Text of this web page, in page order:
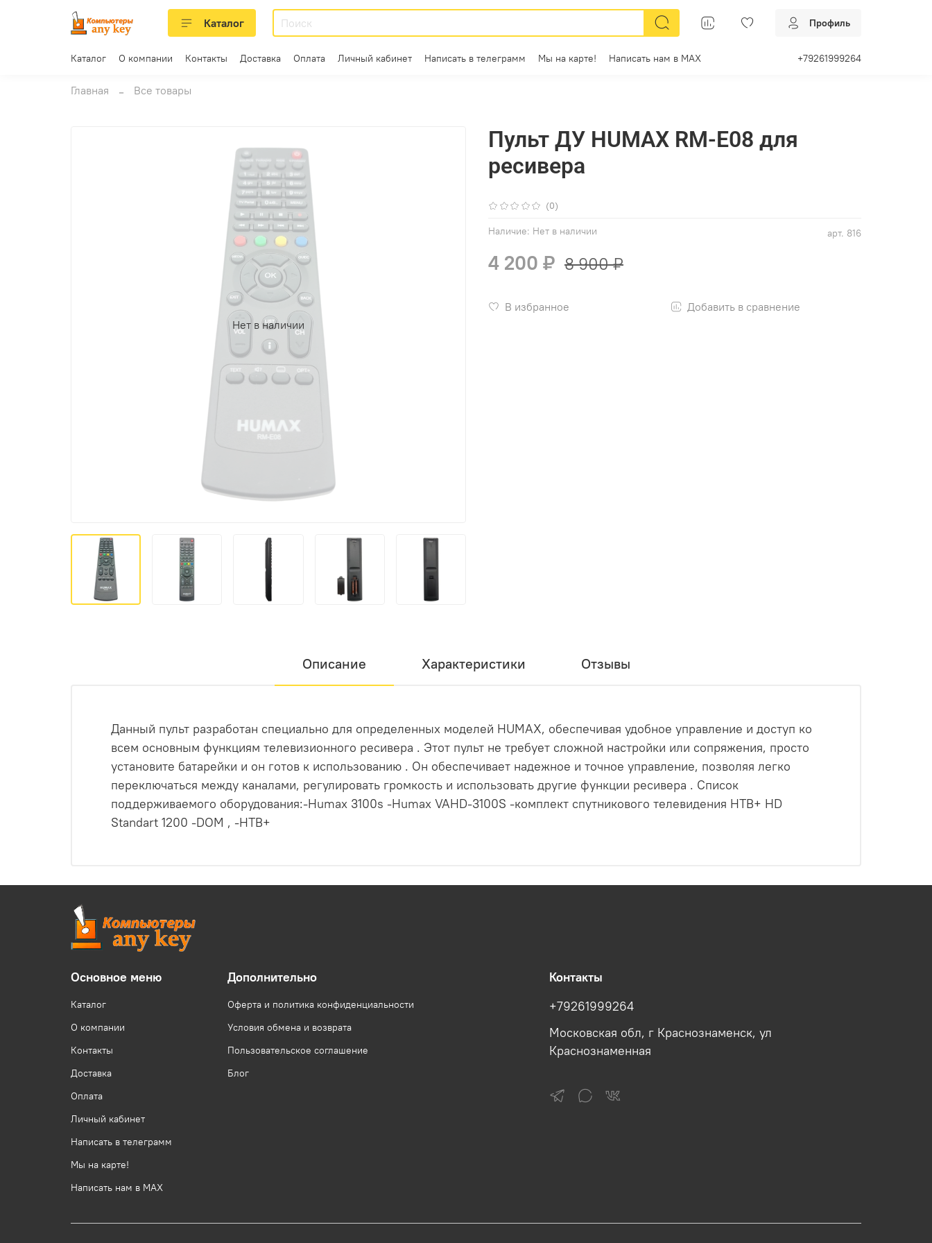
Каталог Профиль
Каталог О компании Контакты Доставка Оплата Личный кабинет Написать в телеграмм Мы на карте! Написать нам в МАХ +79261999264
Главная Все товары
Нет в наличии
(0)
арт. 816
Наличие: Нет в наличии
Пульт ДУ HUMAX RM-E08 для
ресивера
4 200 ₽ 8 900 ₽
В избранное Добавить в сравнение
Описание Характеристики Отзывы
Данный пульт разработан специально для определенных моделей HUMAX, обеспечивая удобное управление и доступ ко
всем основным функциям телевизионного ресивера . Этот пульт не требует сложной настройки или сопряжения, просто
установите батарейки и он готов к использованию . Он обеспечивает надежное и точное управление, позволяя легко
переключаться между каналами, регулировать громкость и использовать другие функции ресивера . Список
поддерживаемого оборудования:-Humax 3100s -Humax VAHD-3100S -комплект спутникового телевидения НТВ+ HD
Standart 1200 -DOM , -НТВ+
Основное меню
Каталог
О компании
Контакты
Доставка
Оплата
Личный кабинет
Написать в телеграмм
Мы на карте!
Написать нам в МАХ
Дополнительно
Оферта и политика конфиденциальности
Условия обмена и возврата
Пользовательское соглашение
Блог
Контакты
+79261999264
Московская обл, г Краснознаменск, ул
Краснознаменная